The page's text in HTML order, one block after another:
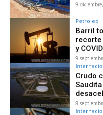
9
Petroleo
Barril
recorte
y
9
Crudo
8